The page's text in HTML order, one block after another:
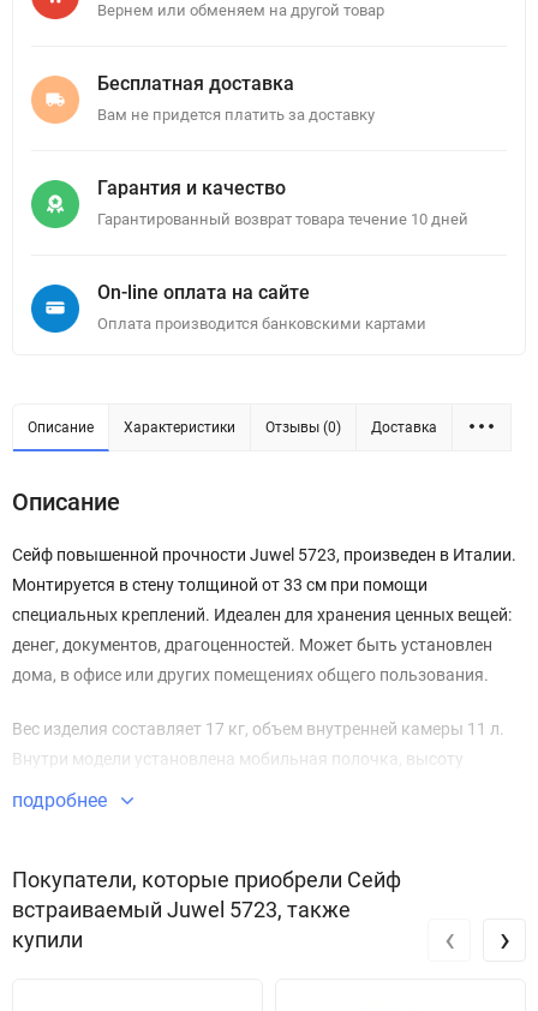
Вернем или обменяем на другой товар
Бесплатная доставка
Вам не придется платить за доставку
Гарантия и качество
Гарантированный возврат товара течение 10 дней
On-line оплата на сайте
Оплата производится банковскими картами
Описание Характеристики Отзывы (0) Доставка
Описание
Сейф повышенной прочности Juwel 5723, произведен в Италии.
Монтируется в стену толщиной от 33 см при помощи
специальных креплений. Идеален для хранения ценных вещей:
денег, документов, драгоценностей. Может быть установлен
дома, в офисе или других помещениях общего пользования.
Вес изделия составляет 17 кг, объем внутренней камеры 11 л.
Внутри модели установлена мобильная полочка, высоту
которой можно регулировать по своему усмотрению. Данный
воздействиям, таким как распил.
подробнее
Покупатели, которые приобрели Сейф
встраиваемый Juwel 5723, также
купили
‹ ›